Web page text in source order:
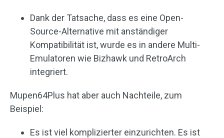
Dank der Tatsache, dass es eine Open-
Source-Alternative mit anständiger
Kompatibilität ist, wurde es in andere Multi-
Emulatoren wie Bizhawk und RetroArch
integriert.
Mupen64Plus hat aber auch Nachteile, zum
Beispiel:
Es ist viel komplizierter einzurichten. Es ist